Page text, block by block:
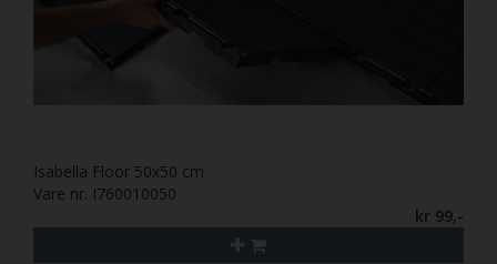
Isabella Floor 50x50 cm
Vare nr. I760010050
kr 99,-